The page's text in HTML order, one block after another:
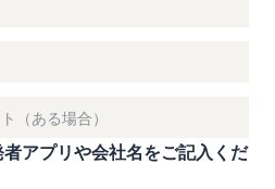
アプリや会社名をご記入くだ